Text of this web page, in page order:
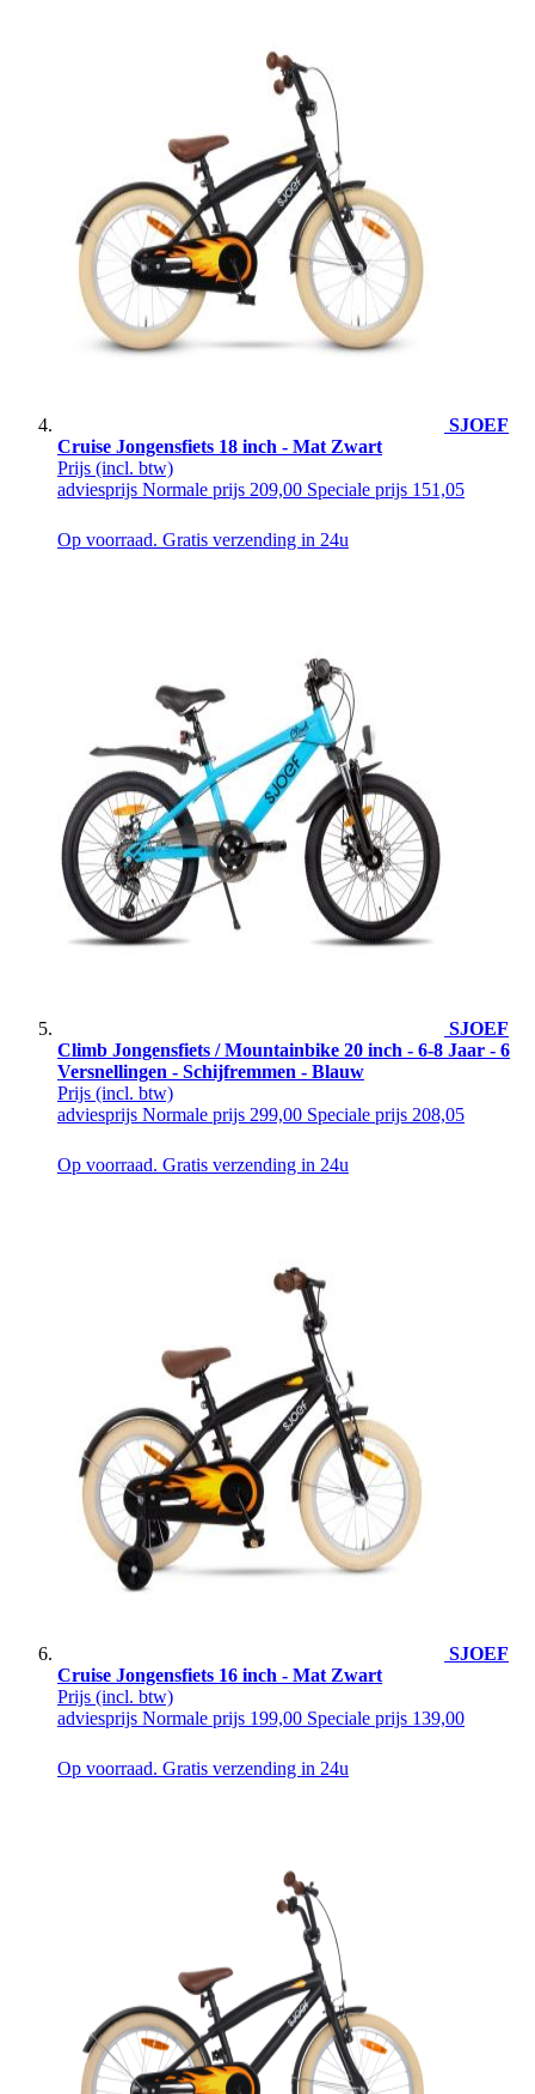
SJOEF
Cruise Jongensfiets 18 inch - Mat Zwart
Prijs (incl. btw)
adviesprijs Normale prijs 209,00 Speciale prijs 151,05
Op voorraad. Gratis verzending in 24u
SJOEF
Climb Jongensfiets / Mountainbike 20 inch - 6-8 Jaar - 6
Versnellingen - Schijfremmen - Blauw
Prijs (incl. btw)
adviesprijs Normale prijs 299,00 Speciale prijs 208,05
Op voorraad. Gratis verzending in 24u
SJOEF
Cruise Jongensfiets 16 inch - Mat Zwart
Prijs (incl. btw)
adviesprijs Normale prijs 199,00 Speciale prijs 139,00
Op voorraad. Gratis verzending in 24u